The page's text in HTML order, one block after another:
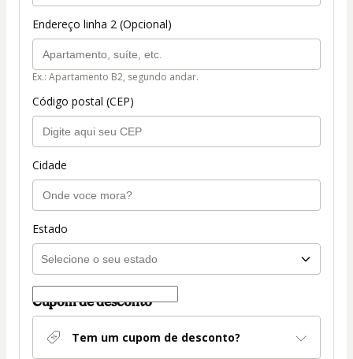
Endereço linha 2 (Opcional)
Ex.: Apartamento B2, segundo andar.
Código postal (CEP)
Cidade
Estado
Cupom de desconto
Tem um cupom de desconto?